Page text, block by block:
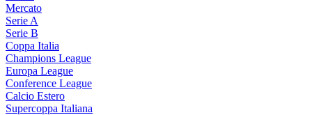
Mercato
Serie A
Serie B
Coppa Italia
Champions League
Europa League
Conference League
Calcio Estero
Supercoppa Italiana